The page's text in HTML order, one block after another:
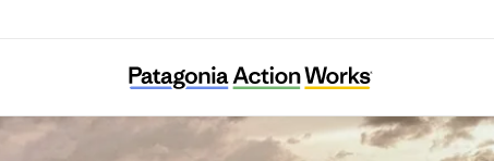
Omurawan Nature Trip